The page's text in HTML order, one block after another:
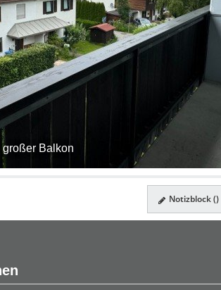
großer Balkon
Notizblock ()